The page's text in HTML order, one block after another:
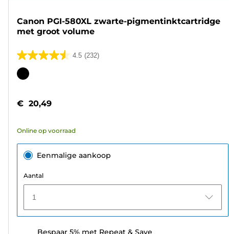
Canon PGI-580XL zwarte-pigmentinktcartridge
met groot volume
4.5 (232)
4.5
van
sterren.
beoordelingen
Kleurencartridge
€ 20,49
Online op voorraad
Eenmalige aankoop
Aantal
1
Bespaar 5% met Repeat & Save